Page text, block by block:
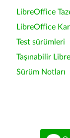
LibreOffice
LibreOffice
Test sürümleri
Taşınabilir
Sürüm Notları